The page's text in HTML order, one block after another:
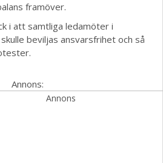
framöver.
i att samtliga ledamöter i
beviljas ansvarsfrihet och så
Annons: